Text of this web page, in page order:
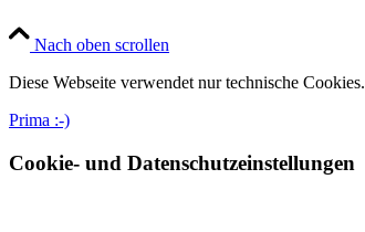
Nach oben scrollen
Diese Webseite verwendet nur technische Cookies.
Prima :-)
Cookie- und Datenschutzeinstellungen